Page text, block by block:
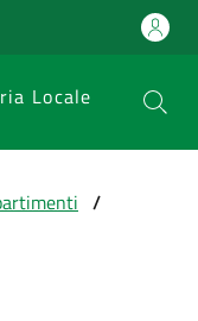
Locale
/